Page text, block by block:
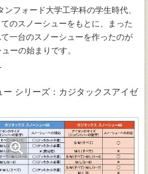
フォード大学工学科の学生時代、
のスノーシューをもとに、まった
一台のスノーシューを作ったのが
ーの始まりです。
ー シリーズ：カジタックスアイゼ